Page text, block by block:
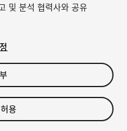
및 분석 협력사와 공유
용